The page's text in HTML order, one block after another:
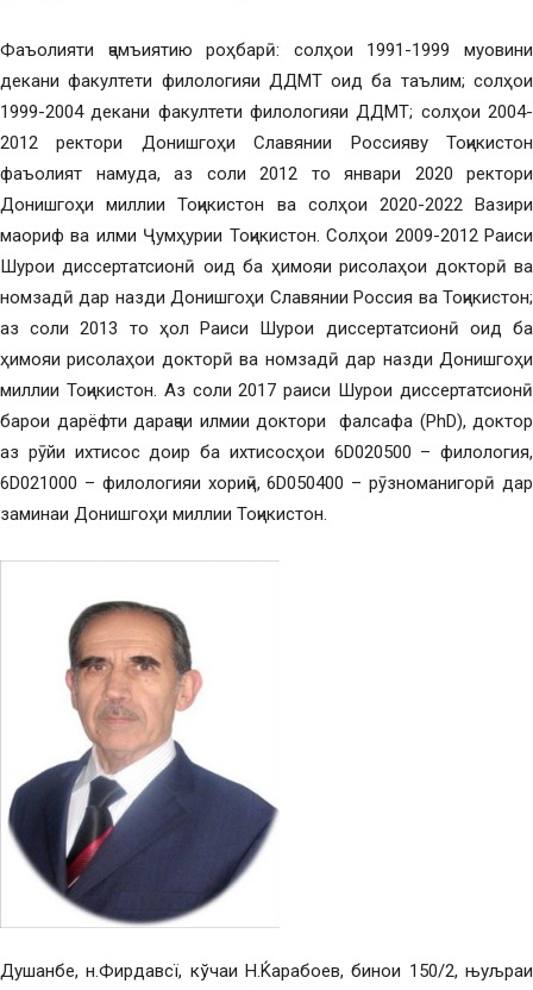
Фаъолияти ҷамъиятию роҳбарӣ: солҳои 1991-1999 муовини
декани факултети филологияи ДДМТ оид ба таълим; солҳои
1999-2004 декани факултети филологияи ДДМТ; солҳои 2004-
2012 ректори Донишгоҳи Славянии Россияву Тоҷикистон
фаъолият намуда, аз соли 2012 то январи 2020 ректори
Донишгоҳи миллии Тоҷикистон ва солҳои 2020-2022 Вазири
маориф ва илми Ҷумҳурии Тоҷикистон. Солҳои 2009-2012 Раиси
Шурои диссертатсионӣ оид ба ҳимояи рисолаҳои докторӣ ва
номзадӣ дар назди Донишгоҳи Славянии Россия ва Тоҷикистон;
аз соли 2013 то ҳол Раиси Шурои диссертатсионӣ оид ба
ҳимояи рисолаҳои докторӣ ва номзадӣ дар назди Донишгоҳи
миллии Тоҷикистон. Аз соли 2017 раиси Шурои диссертатсионӣ
барои дарёфти дараҷаи илмии доктори фалсафа (PhD), доктор
аз рӯйи ихтисос доир ба ихтисосҳои 6D020500 – филология,
6D021000 – филологияи хориҷӣ, 6D050400 – рӯзноманигорӣ дар
заминаи Донишгоҳи миллии Тоҷикистон.
Душанбе, н.Фирдавсї, кўчаи Н.Ќарабоев, бинои 150/2, њуљраи